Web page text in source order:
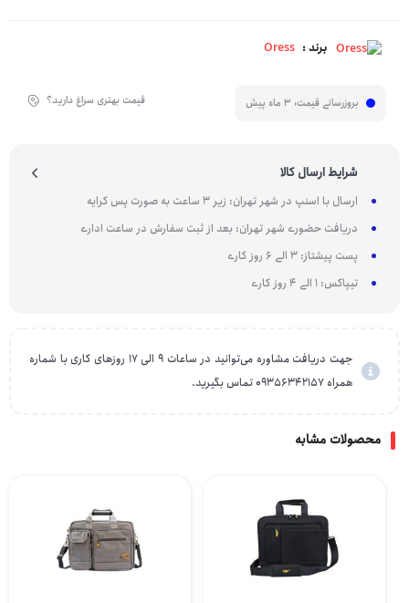
برند : Oress
بروزرسانی قیمت: 3 ماه پیش قیمت بهتری سراغ دارید؟
شرایط ارسال کالا
ارسال با اسنپ در شهر تهران: زیر 3 ساعت به صورت پس کرایه
دریافت حضوری شهر تهران: بعد از ثبت سفارش در ساعت اداری
پست پیشتاز: 3 الی 6 روز کاری
تیپاکس: 1 الی 4 روز کاری
جهت دریافت مشاوره می‌توانید در ساعات 9 الی 17 روزهای کاری با شماره
همراه 09356342157 تماس بگیرید.
محصولات مشابه